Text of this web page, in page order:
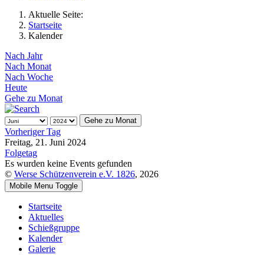
Aktuelle Seite:
Startseite
Kalender
Nach Jahr
Nach Monat
Nach Woche
Heute
Gehe zu Monat
Gehe zu Monat
Vorheriger Tag
Freitag, 21. Juni 2024
Folgetag
Es wurden keine Events gefunden
© Werse Schützenverein e.V. 1826, 2026
Mobile Menu Toggle
Startseite
Aktuelles
Schießgruppe
Kalender
Galerie